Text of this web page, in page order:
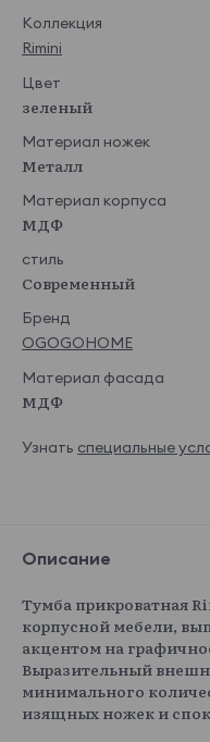
Коллекция
Rimini
Цвет
зеленый
Материал ножек
Металл
Материал корпуса
МДФ
стиль
Современный
Бренд
OGOGOHOME
Материал фасада
МДФ
Узнать специальные
Описание
Тумба прикроватная
корпусной мебели,
акцентом на
Выразительный
минимального
изящных ножек и